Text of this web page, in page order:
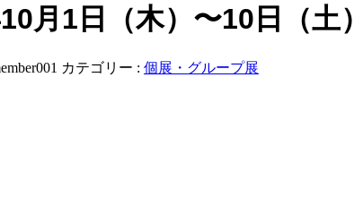
月1日（木）〜10日（土）
カテゴリー : 個展・グループ展